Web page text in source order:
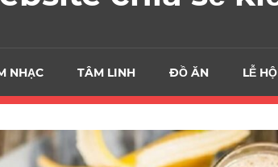
NHẠC TÂM LINH ĐỒ ĂN LỄ